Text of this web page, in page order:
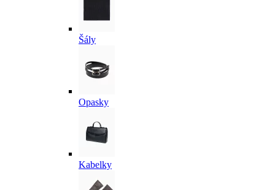
Šály
Opasky
Kabelky